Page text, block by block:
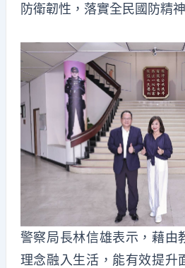
防衛韌性，落實全民國防精神
警察局長林信雄表示，藉由
理念融入生活，能有效提升